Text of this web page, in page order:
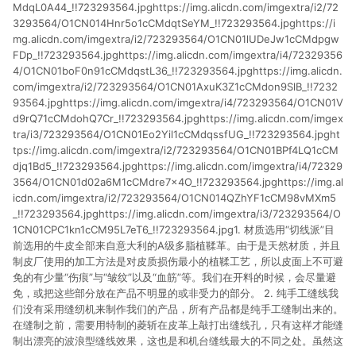
MdqL0A44_!!723293564.jpghttps://img.alicdn.com/imgextra/i2/72
3293564/O1CN014Hnr5o1cCMdqtSeYM_!!723293564.jpghttps://i
mg.alicdn.com/imgextra/i2/723293564/O1CN01lUDeJw1cCMdpgw
FDp_!!723293564.jpghttps://img.alicdn.com/imgextra/i4/72329356
4/O1CN01boF0n91cCMdqstL36_!!723293564.jpghttps://img.alicdn.
com/imgextra/i2/723293564/O1CN01AxuK3Z1cCMdon9SlB_!!7232
93564.jpghttps://img.alicdn.com/imgextra/i4/723293564/O1CN01V
d9rQ71cCMdohQ7Cr_!!723293564.jpghttps://img.alicdn.com/imgex
tra/i3/723293564/O1CN01Eo2Yil1cCMdqssfUG_!!723293564.jpght
tps://img.alicdn.com/imgextra/i2/723293564/O1CN01BPf4LQ1cCM
djq1Bd5_!!723293564.jpghttps://img.alicdn.com/imgextra/i4/72329
3564/O1CN01d02a6M1cCMdre7x4O_!!723293564.jpghttps://img.al
icdn.com/imgextra/i2/723293564/O1CN014QZhYF1cCM98vMXm5
_!!723293564.jpghttps://img.alicdn.com/imgextra/i3/723293564/O
1CN01CPC1kn1cCM95L7eT6_!!723293564.jpg1. 材质选用“切线派”目
前选用的牛皮全部来自意大利的A级多脂植鞣革。由于是天然材质，并且
制皮厂使用的加工方法是对皮质损伤最小的植鞣工艺，所以皮面上不可避
免的有少量“伤痕”与“皱纹”以及“血筋”等。我们在开料的时候，会尽量避
免，或把这些部分放在产品不明显的或非受力的部分。 2. 纯手工缝线我
们没有采用缝纫机来制作我们的产品，所有产品都是纯手工缝制出来的。
在缝制之前，需要用特制的菱斩在皮革上敲打出缝线孔，只有这样才能缝
制出漂亮的波浪型缝线效果，这也是和机台缝线最大的不同之处。虽然这